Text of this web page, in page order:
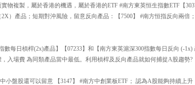
物複製，屬於香港的機遇，屬於香港的ETF #南方東英恒生指數ETF【
）產品；短期對沖風險，留意反向產品：【7500】 #南方恒指反向兩倍
數每日槓桿(2x)產品】【07233】和【南方東英滬深300指數每日反向 (-
入場費 為同類產品當中最低。利用槓桿及反向產品就如何捕捉A股趨勢?
小盤股還可以留意 【3147】 #南方中創業板ETF； 認為A股能夠持續上升